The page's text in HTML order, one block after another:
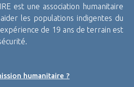
est une association humanitaire
les populations indigentes du
de 19 ans de terrain est
humanitaire ?